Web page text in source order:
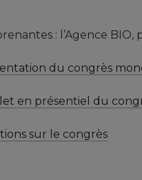
: l’Agence BIO,
du congrès
en présentiel du
sur le congrès